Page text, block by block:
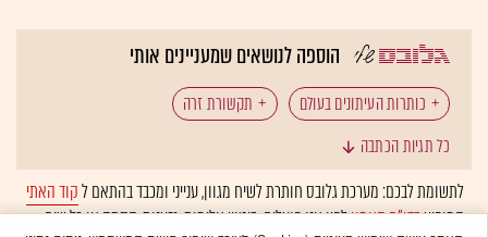
הוספה לנושאים שמעניינים אותי
כותרות העיתונים בעולם תקשורת זרה
סיקור תקשורתי
סוריה נורבגיה אנטישמיות חיזבאללה
כל תגיות הכתבה
לתשומת לבכם: מערכת גלובס חותרת לשיח מגוון, ענייני ומכבד בהתאם לקוד האתי
המופיעבדו"ח האמוןלפיו אנו פועלים. ביטויי אלימות, גזענות, הסתה או כל שיח